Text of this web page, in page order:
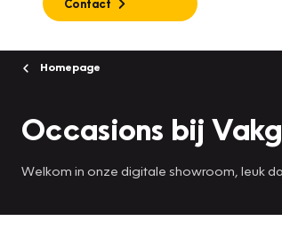
Contact
Homepage
Occasions bij
Welkom in onze digitale showroom, leuk